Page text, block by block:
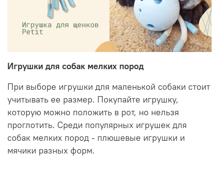
Игрушки для собак мелких пород
При выборе игрушки для маленькой собаки стоит
учитывать ее размер. Покупайте игрушку,
которую можно положить в рот, но нельзя
проглотить. Среди популярных игрушек для
собак мелких пород - плюшевые игрушки и
мячики разных форм.